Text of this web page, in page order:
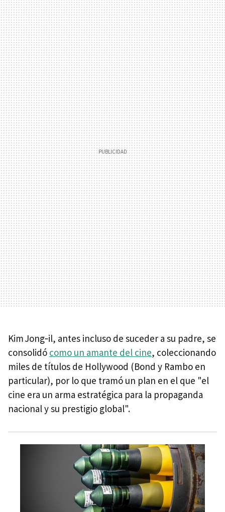
Kim Jong‑il, antes incluso de suceder a su padre, se
consolidó como un amante del cine, coleccionando
miles de títulos de Hollywood (Bond y Rambo en
particular), por lo que tramó un plan en el que "el
cine era un arma estratégica para la propaganda
nacional y su prestigio global".